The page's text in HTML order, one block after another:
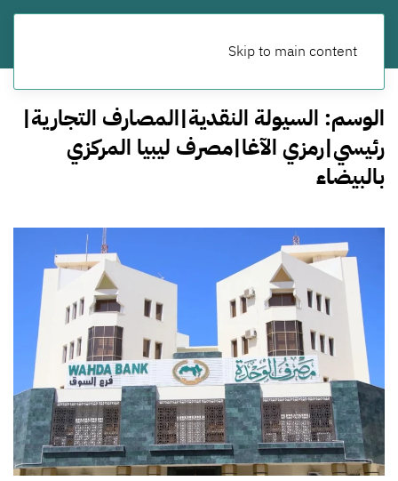
Skip to main content
الوسم: السيولة النقدية|المصارف التجارية|
رئيسي|رمزي الآغا|مصرف ليبيا المركزي
بالبيضاء